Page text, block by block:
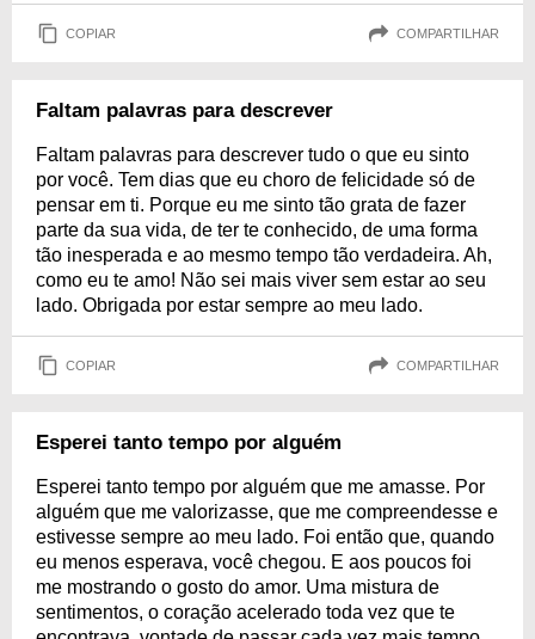
COPIAR COMPARTILHAR
Faltam palavras para descrever
Faltam palavras para descrever tudo o que eu sinto
por você. Tem dias que eu choro de felicidade só de
pensar em ti. Porque eu me sinto tão grata de fazer
parte da sua vida, de ter te conhecido, de uma forma
tão inesperada e ao mesmo tempo tão verdadeira. Ah,
como eu te amo! Não sei mais viver sem estar ao seu
lado. Obrigada por estar sempre ao meu lado.
COPIAR COMPARTILHAR
Esperei tanto tempo por alguém
Esperei tanto tempo por alguém que me amasse. Por
alguém que me valorizasse, que me compreendesse e
estivesse sempre ao meu lado. Foi então que, quando
eu menos esperava, você chegou. E aos poucos foi
me mostrando o gosto do amor. Uma mistura de
sentimentos, o coração acelerado toda vez que te